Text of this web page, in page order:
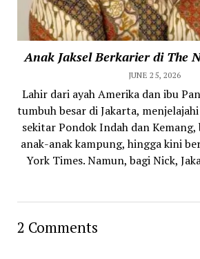
Anak Jaksel Berkarier di The
JUNE 25, 2026
Lahir dari ayah Amerika dan ibu
tumbuh besar di Jakarta,
sekitar Pondok Indah dan
anak-anak kampung, hingga kini
York Times. Namun, bagi Nick,
2 Comments